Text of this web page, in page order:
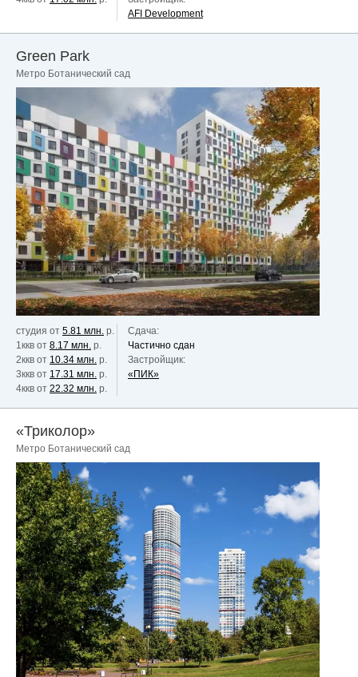
AFI Development
Green Park
Метро Ботанический сад
студия от 5.81 млн. р.
1ккв от 8.17 млн. р.
2ккв от 10.34 млн. р.
3ккв от 17.31 млн. р.
4ккв от 22.32 млн. р.
Сдача:
Частично сдан
Застройщик:
«ПИК»
«Триколор»
Метро Ботанический сад